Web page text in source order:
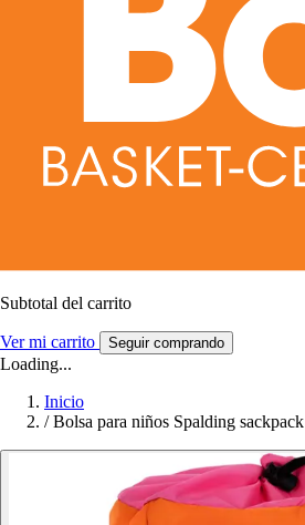
Subtotal del carrito
Ver mi carrito Seguir comprando
Loading...
Inicio
/ Bolsa para niños Spalding sackpack